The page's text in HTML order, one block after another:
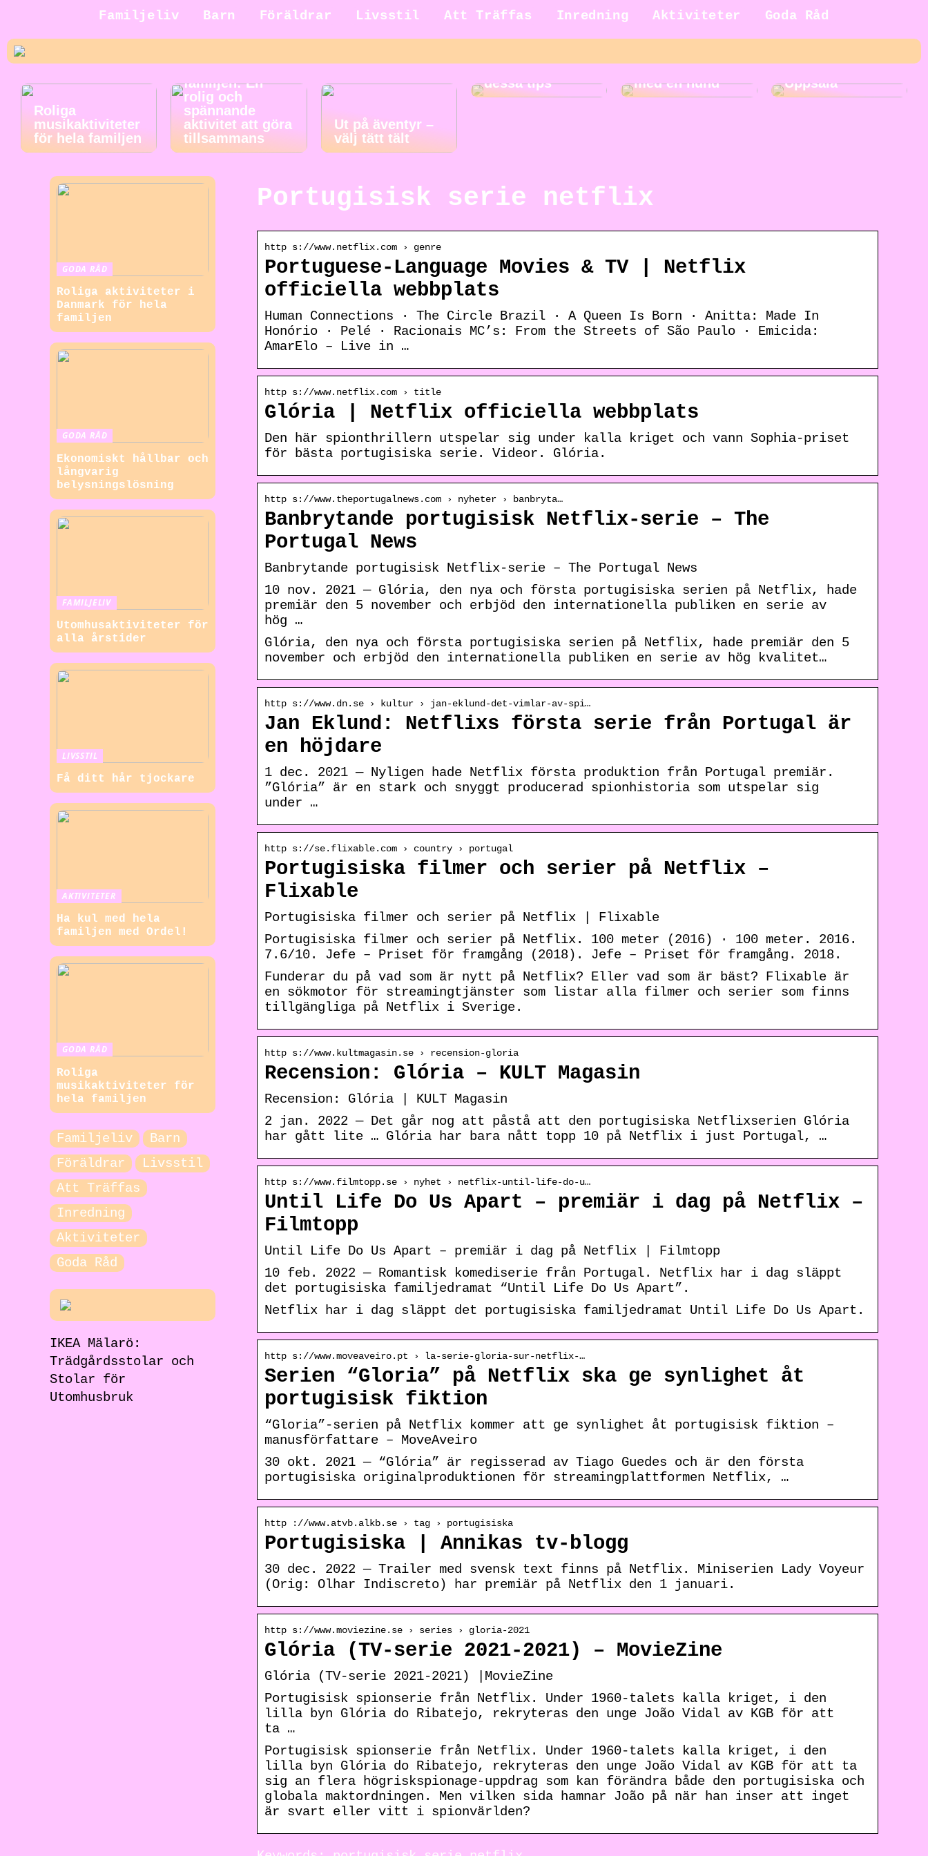
Familjeliv Barn Föräldrar Livsstil Att Träffas Inredning Aktiviteter Goda Råd
Roliga
musikaktiviteter
för hela familjen
familjen: En
rolig och
spännande
aktivitet att göra
tillsammans
Ut på äventyr –
välj tätt tält
dessa tips
med en hund
Uppsala
Portugisisk serie netflix
http s://www.netflix.com › genre
Portuguese-Language Movies & TV | Netflix
officiella webbplats
Human Connections · The Circle Brazil · A Queen Is Born · Anitta: Made In
Honório · Pelé · Racionais MC’s: From the Streets of São Paulo · Emicida:
AmarElo – Live in …
http s://www.netflix.com › title
Glória | Netflix officiella webbplats
Den här spionthrillern utspelar sig under kalla kriget och vann Sophia-priset
för bästa portugisiska serie. Videor. Glória.
http s://www.theportugalnews.com › nyheter › banbryta…
Banbrytande portugisisk Netflix-serie – The
Portugal News
Banbrytande portugisisk Netflix-serie – The Portugal News
10 nov. 2021 — Glória, den nya och första portugisiska serien på Netflix, hade
premiär den 5 november och erbjöd den internationella publiken en serie av
hög …
Glória, den nya och första portugisiska serien på Netflix, hade premiär den 5
november och erbjöd den internationella publiken en serie av hög kvalitet…
http s://www.dn.se › kultur › jan-eklund-det-vimlar-av-spi…
Jan Eklund: Netflixs första serie från Portugal är
en höjdare
1 dec. 2021 — Nyligen hade Netflix första produktion från Portugal premiär.
”Glória” är en stark och snyggt producerad spionhistoria som utspelar sig
under …
http s://se.flixable.com › country › portugal
Portugisiska filmer och serier på Netflix –
Flixable
Portugisiska filmer och serier på Netflix | Flixable
Portugisiska filmer och serier på Netflix. 100 meter (2016) · 100 meter. 2016.
7.6/10. Jefe – Priset för framgång (2018). Jefe – Priset för framgång. 2018.
Funderar du på vad som är nytt på Netflix? Eller vad som är bäst? Flixable är
en sökmotor för streamingtjänster som listar alla filmer och serier som finns
tillgängliga på Netflix i Sverige.
http s://www.kultmagasin.se › recension-gloria
Recension: Glória – KULT Magasin
Recension: Glória | KULT Magasin
2 jan. 2022 — Det går nog att påstå att den portugisiska Netflixserien Glória
har gått lite … Glória har bara nått topp 10 på Netflix i just Portugal, …
http s://www.filmtopp.se › nyhet › netflix-until-life-do-u…
Until Life Do Us Apart – premiär i dag på Netflix –
Filmtopp
Until Life Do Us Apart – premiär i dag på Netflix | Filmtopp
10 feb. 2022 — Romantisk komediserie från Portugal. Netflix har i dag släppt
det portugisiska familjedramat “Until Life Do Us Apart”.
Netflix har i dag släppt det portugisiska familjedramat Until Life Do Us Apart.
http s://www.moveaveiro.pt › la-serie-gloria-sur-netflix-…
Serien “Gloria” på Netflix ska ge synlighet åt
portugisisk fiktion
“Gloria”-serien på Netflix kommer att ge synlighet åt portugisisk fiktion –
manusförfattare – MoveAveiro
30 okt. 2021 — “Glória” är regisserad av Tiago Guedes och är den första
portugisiska originalproduktionen för streamingplattformen Netflix, …
http ://www.atvb.alkb.se › tag › portugisiska
Portugisiska | Annikas tv-blogg
30 dec. 2022 — Trailer med svensk text finns på Netflix. Miniserien Lady Voyeur
(Orig: Olhar Indiscreto) har premiär på Netflix den 1 januari.
http s://www.moviezine.se › series › gloria-2021
Glória (TV-serie 2021-2021) – MovieZine
Glória (TV-serie 2021-2021) |MovieZine
Portugisisk spionserie från Netflix. Under 1960-talets kalla kriget, i den
lilla byn Glória do Ribatejo, rekryteras den unge João Vidal av KGB för att
ta …
Portugisisk spionserie från Netflix. Under 1960-talets kalla kriget, i den
lilla byn Glória do Ribatejo, rekryteras den unge João Vidal av KGB för att ta
sig an flera högriskspionage-uppdrag som kan förändra både den portugisiska och
globala maktordningen. Men vilken sida hamnar João på när han inser att inget
är svart eller vitt i spionvärlden?
GODA RÅD
Roliga aktiviteter i
Danmark för hela
familjen
GODA RÅD
Ekonomiskt hållbar och
långvarig
belysningslösning
FAMILJELIV
Utomhusaktiviteter för
alla årstider
LIVSSTIL
Få ditt hår tjockare
AKTIVITETER
Ha kul med hela
familjen med Ordel!
GODA RÅD
Roliga
musikaktiviteter för
hela familjen
Familjeliv
Barn
Föräldrar
Livsstil
Att Träffas
Inredning
Aktiviteter
Goda Råd
IKEA Mälarö:
Trädgårdsstolar och
Stolar för
Utomhusbruk